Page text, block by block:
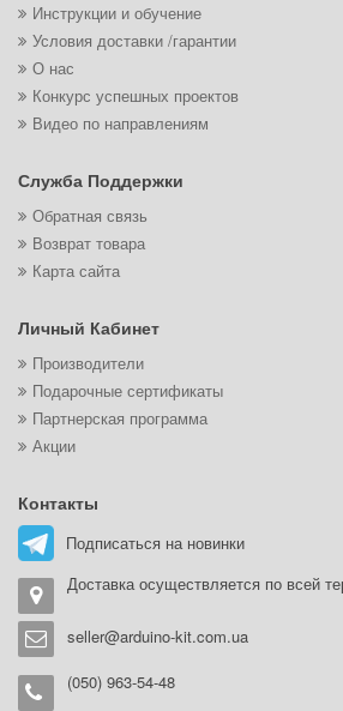
Инструкции и обучение
Условия доставки /гарантии
О нас
Конкурс успешных проектов
Видео по направлениям
Служба Поддержки
Обратная связь
Возврат товара
Карта сайта
Личный Кабинет
Производители
Подарочные сертификаты
Партнерская программа
Акции
Контакты
Подписаться на новинки
Доставка осуществляется по всей
seller@arduino-kit.com.ua
(050) 963-54-48